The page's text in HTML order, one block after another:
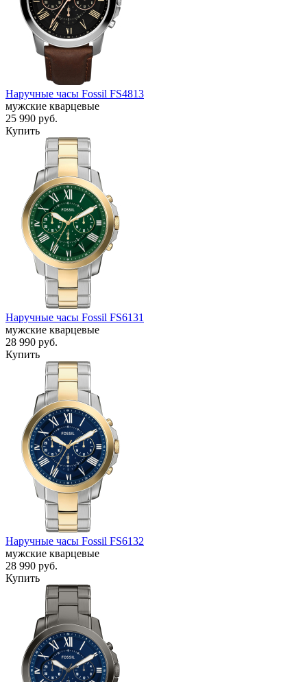
Наручные часы Fossil FS4813
мужские кварцевые
25 990 руб.
Купить
Наручные часы Fossil FS6131
мужские кварцевые
28 990 руб.
Купить
Наручные часы Fossil FS6132
мужские кварцевые
28 990 руб.
Купить